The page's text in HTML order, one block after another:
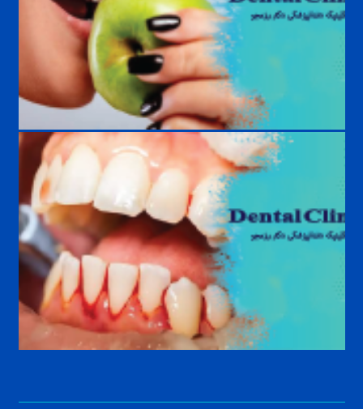
غذاهای ممنوع در ارتودنسی؛ چه خوراکی‌هایی به براکت آسیب می‌زنند؟